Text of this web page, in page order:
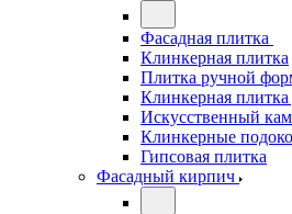
Фасадная плитка
Клинкерная плитка
Плитка ручной
Клинкерная
Искусственный
Клинкерные
Гипсовая плитка
Фасадный кирпич